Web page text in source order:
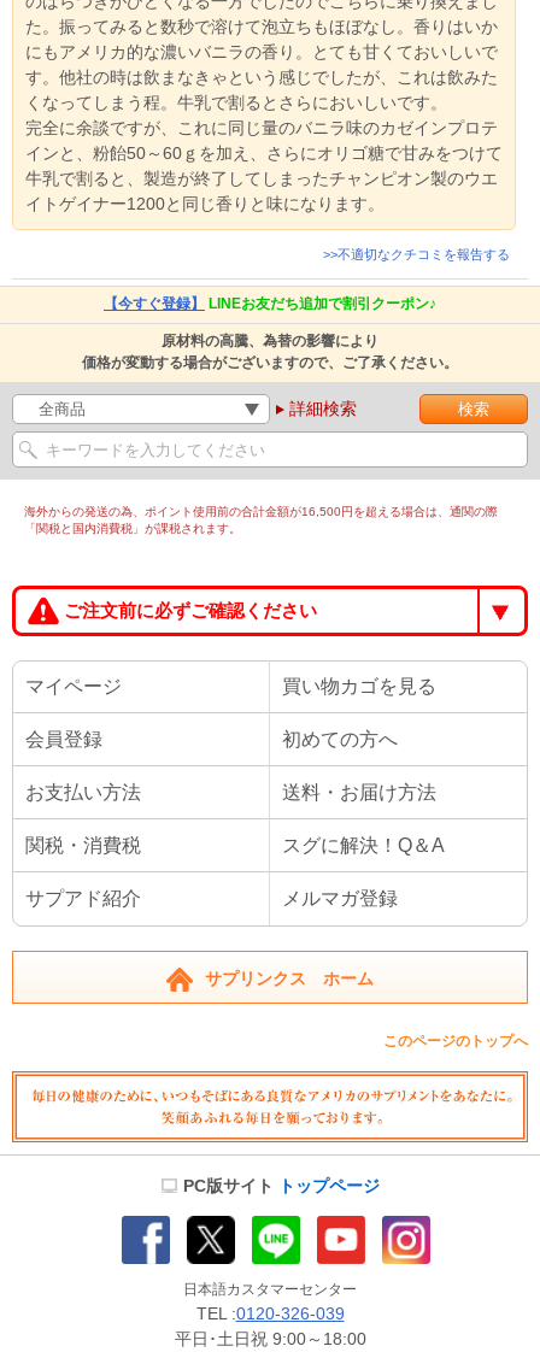
た。振ってみると数秒で溶けて泡立ちもほぼなし。香りはいか
にもアメリカ的な濃いバニラの香り。とても甘くておいしいで
す。他社の時は飲まなきゃという感じでしたが、これは飲みた
くなってしまう程。牛乳で割るとさらにおいしいです。
完全に余談ですが、これに同じ量のバニラ味のカゼインプロテ
インと、粉飴50～60ｇを加え、さらにオリゴ糖で甘みをつけて
牛乳で割ると、製造が終了してしまったチャンピオン製のウエ
イトゲイナー1200と同じ香りと味になります。
>>不適切なクチコミを報告する
【今すぐ登録】 LINEお友だち追加で割引クーポン♪
原材料の高騰、為替の影響により
価格が変動する場合がございますので、ご了承ください。
詳細検索
海外からの発送の為、ポイント使用前の合計金額が16,500円を超える場合は、通関の際
「関税と国内消費税」が課税されます。
ご注文前に必ずご確認ください
マイページ 買い物カゴを見る
会員登録 初めての方へ
お支払い方法 送料・お届け方法
関税・消費税 スグに解決！Q＆A
サプアド紹介 メルマガ登録
サプリンクス ホーム
このページのトップへ
PC版サイト トップページ
日本語カスタマーセンター
TEL :0120-326-039
平日･土日祝 9:00～18:00